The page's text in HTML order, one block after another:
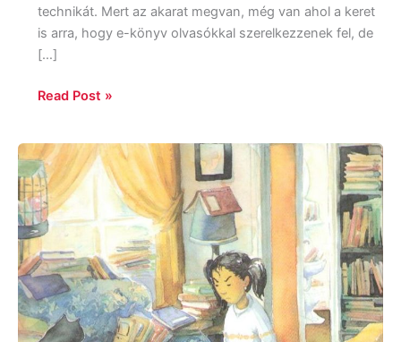
technikát. Mert az akarat megvan, még van ahol a keret
is arra, hogy e-könyv olvasókkal szerelkezzenek fel, de
[…]
Read Post »
Manjusha
Pawagi
–
Leanne
Franson:
A
lány,
aki
utálta